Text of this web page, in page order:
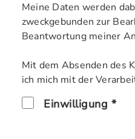
Meine Daten werden
zweckgebunden zur
Beantwortung meiner
Mit dem Absenden des
ich mich mit der
Einwilligung *